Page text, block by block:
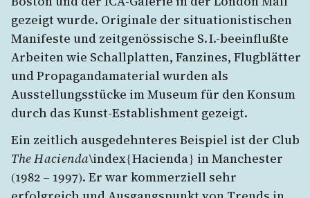
gezeigt wurde. Originale der situationistischen
Manifeste und zeitgenössische S. I.-beeinflußte
Arbeiten wie Schallplatten, Fanzines, Flugblätter
und Propagandamaterial wurden als
Ausstellungsstücke im Museum für den Konsum
durch das Kunst-Establishment gezeigt.
Ein zeitlich ausgedehnteres Beispiel ist der Club
The Hacienda\index{Hacienda} in Manchester
(1982 – 1997). Er war kommerziell sehr